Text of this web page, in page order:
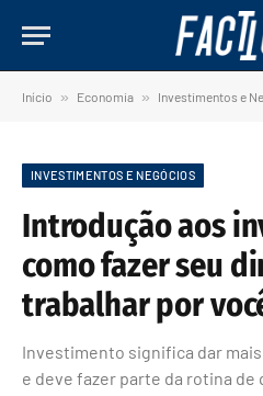
Início » Economia » Investimentos e
INVESTIMENTOS E NEGÓCIOS
Introdução aos
como fazer seu
trabalhar por
Investimento significa dar
e deve fazer parte da rotina